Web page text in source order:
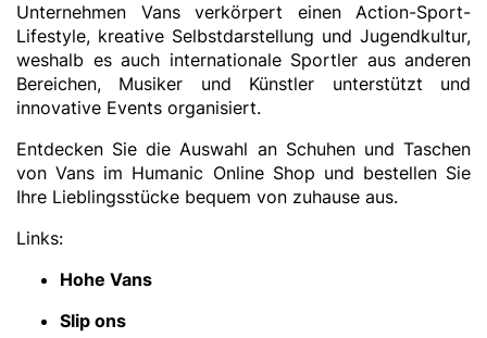
Unternehmen Vans verkörpert einen Action-Sport-
Lifestyle, kreative Selbstdarstellung und Jugendkultur,
weshalb es auch internationale Sportler aus anderen
Bereichen, Musiker und Künstler unterstützt und
innovative Events organisiert.
Entdecken Sie die Auswahl an Schuhen und Taschen
von Vans im Humanic Online Shop und bestellen Sie
Ihre Lieblingsstücke bequem von zuhause aus.
Links:
Hohe Vans
Slip ons